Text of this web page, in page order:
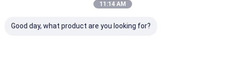
11:14 AM
Good day, what product are you looking for?